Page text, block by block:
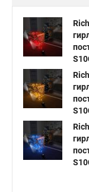
Светодиодная
Гирлянда
Светодиодная
Светодиодные
Светодиодная
Гирлянда нить
Купить гирлянда